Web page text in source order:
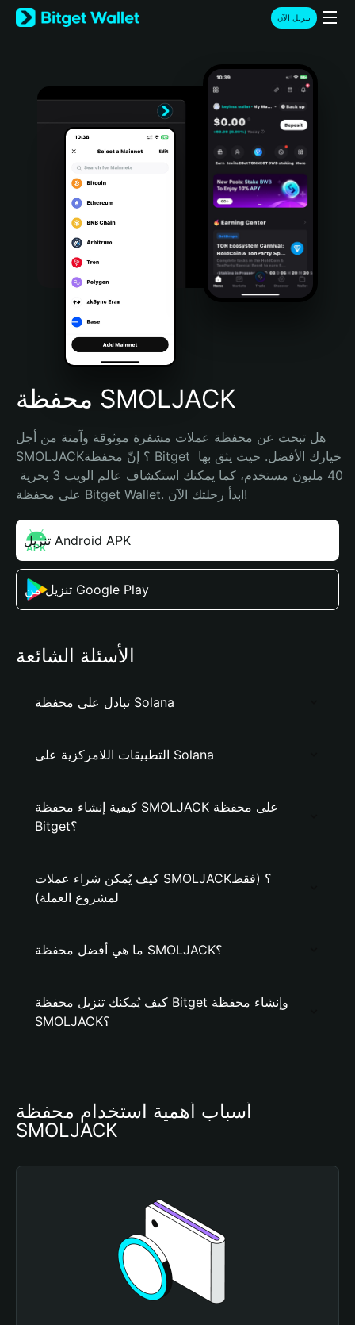
English
日本語
Türkçe
Português (Portugal)
Bahasa Indonesia
Português (Brasil)
Español (Argentina)
تنزيل الآن
محفظة SMOLJACK
هل تبحث عن محفظة عملات مشفرة موثوقة وآمنة من أجل
SMOLJACK؟ إنّ محفظة Bitget خيارك الأفضل. حيث يثق بها
على محفظة Bitget Wallet. ابدأ رحلتك الآن!
تنزيل Android APK
تنزيل من Google Play
الأسئلة الشائعة
تبادل على محفظة Solana
التطبيقات اللامركزية على Solana
كيفية إنشاء محفظة SMOLJACK على محفظة
Bitget؟
كيف يُمكن شراء عملات SMOLJACK؟ (فقط
لمشروع العملة)
ما هي أفضل محفظة SMOLJACK؟
كيف يُمكنك تنزيل محفظة Bitget وإنشاء محفظة
SMOLJACK؟
أسباب أهمية استخدام محفظة
SMOLJACK